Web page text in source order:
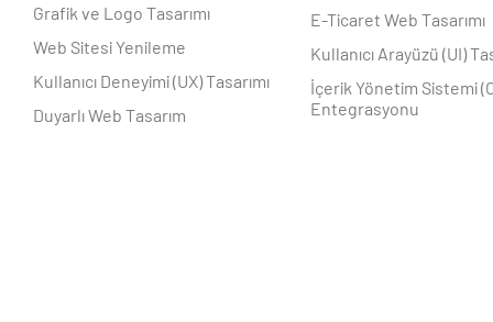
Grafik ve Logo Tasarımı
Web Sitesi Yenileme
Kullanıcı Deneyimi (UX) Tasarımı
Duyarlı Web Tasarım
E-Ticaret Web Tasarımı
Kullanıcı Arayüzü (UI)
İçerik Yönetim Sistemi
Entegrasyonu